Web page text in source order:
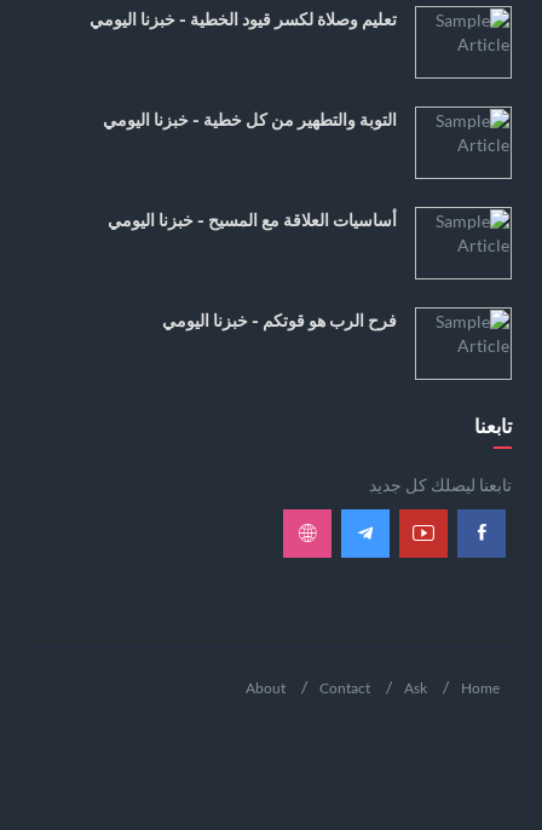
تعليم وصلاة لكسر قيود الخطية - خبزنا اليومي
التوبة والتطهير من كل خطية - خبزنا اليومي
أساسيات العلاقة مع المسيح - خبزنا اليومي
فرح الرب هو قوتكم - خبزنا اليومي
تابعنا
تابعنا ليصلك كل جديد
Home
Ask
Contact
About